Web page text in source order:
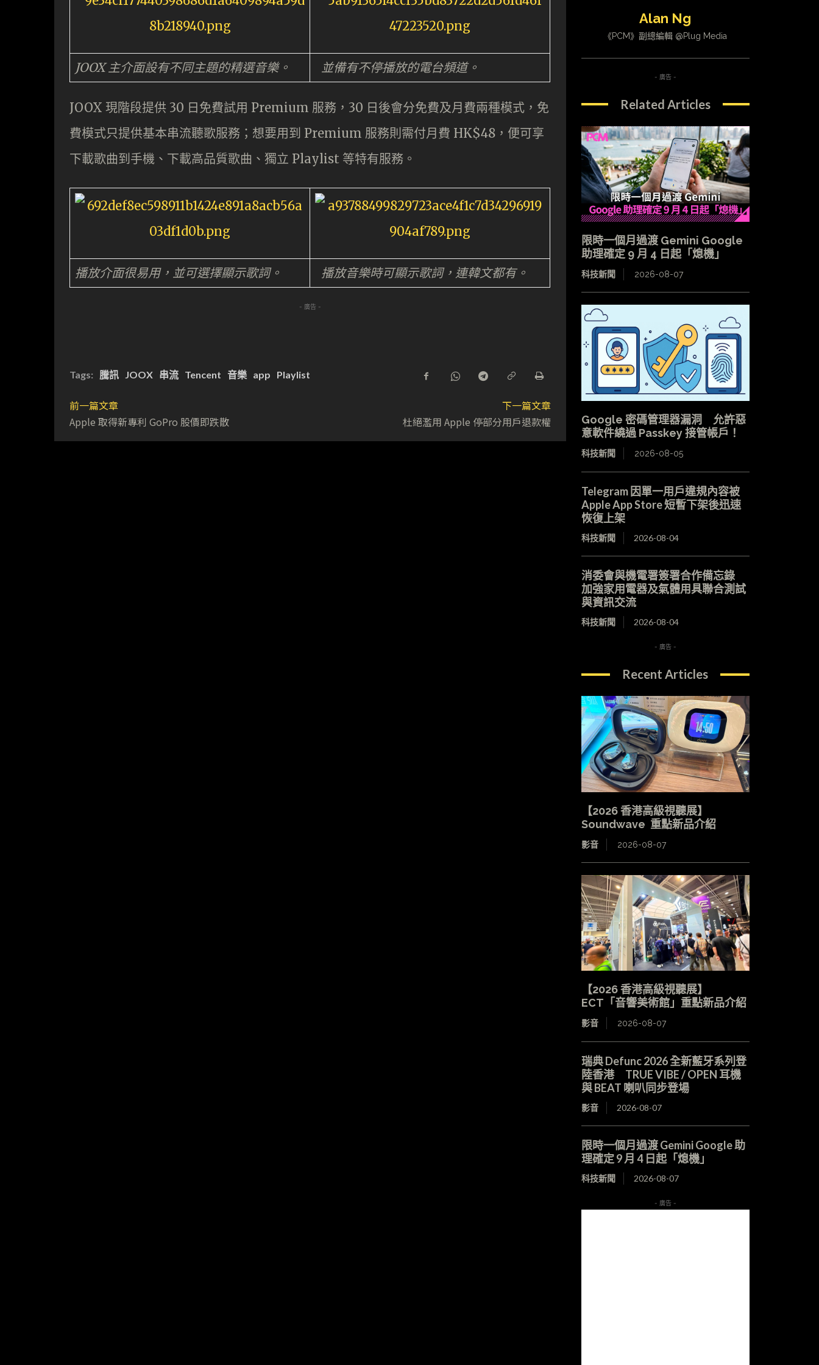
JOOX 主介面設有不同主題的精選音樂。 並備有不停播放的電台頻道。
JOOX 現階段提供 30 日免費試用 Premium 服務，30 日後會分免費及月費兩種模式，免
費模式只提供基本串流聽歌服務；想要用到 Premium 服務則需付月費 HK$48，便可享
下載歌曲到手機、下載高品質歌曲、獨立 Playlist 等特有服務。
播放介面很易用，並可選擇顯示歌詞。 播放音樂時可顯示歌詞，連韓文都有。
- 廣告 -
Tags: 騰訊 JOOX 串流 Tencent 音樂 app Playlist
前一篇文章
Apple 取得新專利 GoPro 股價即跌散
下一篇文章
杜絕濫用 Apple 停部分用戶退款權
Alan Ng
《PCM》副總編輯 @Plug Media
- 廣告 -
Related Articles
限時一個月過渡 Gemini Google
助理確定 9 月 4 日起「熄機」
科技新聞 2026-08-07
Google 密碼管理器漏洞 允許惡
意軟件繞過 Passkey 接管帳戶！
科技新聞 2026-08-05
Telegram 因單一用戶違規內容被
Apple App Store 短暫下架後迅速
恢復上架
科技新聞 2026-08-04
消委會與機電署簽署合作備忘錄
加強家用電器及氣體用具聯合測試
與資訊交流
科技新聞 2026-08-04
- 廣告 -
Recent Articles
【2026 香港高級視聽展】
Soundwave 重點新品介紹
影音 2026-08-07
【2026 香港高級視聽展】
ECT「音響美術館」重點新品介紹
影音 2026-08-07
瑞典 Defunc 2026 全新藍牙系列登
陸香港 TRUE VIBE / OPEN 耳機
與 BEAT 喇叭同步登場
影音 2026-08-07
限時一個月過渡 Gemini Google 助
理確定 9 月 4 日起「熄機」
科技新聞 2026-08-07
- 廣告 -